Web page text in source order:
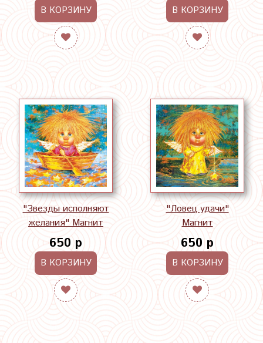
В КОРЗИНУ В КОРЗИНУ
"Звезды исполняют
желания" Магнит
650 р
В КОРЗИНУ
"Ловец удачи"
Магнит
650 р
В КОРЗИНУ